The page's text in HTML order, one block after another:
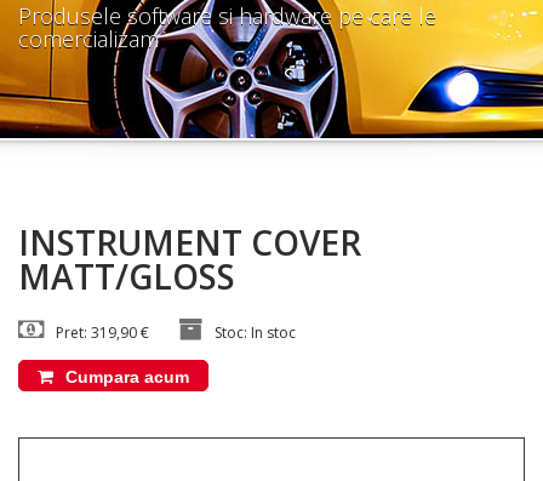
Produsele software si hardware pe care le
comercializam
INSTRUMENT COVER
MATT/GLOSS
Pret: 319,90 € Stoc: In stoc
Cumpara acum